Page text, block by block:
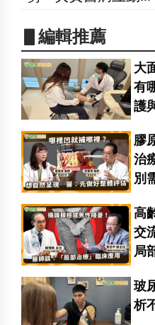
▋編輯推薦
大
有
護
膠
治
別
高
交
局
玻
析